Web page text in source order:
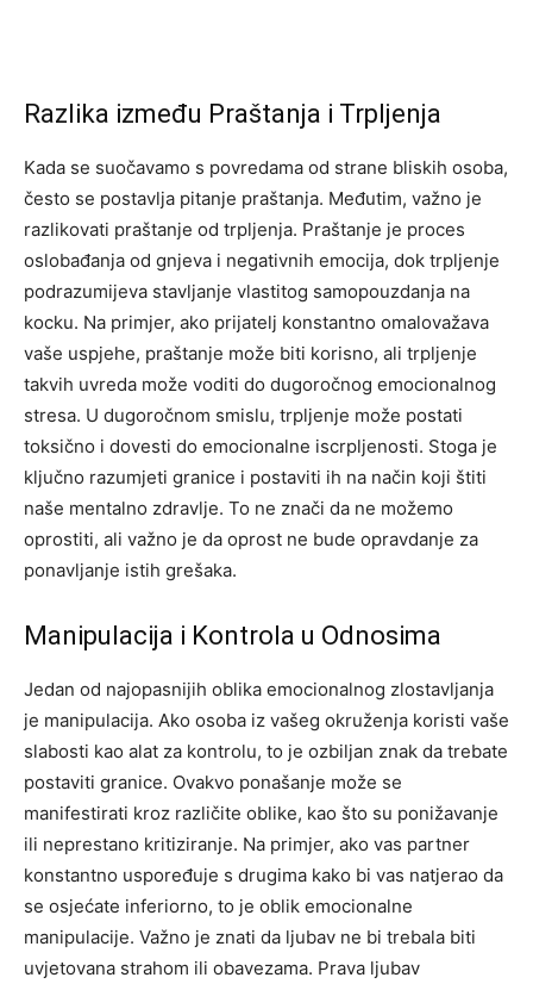
Razlika između Praštanja i Trpljenja
Kada se suočavamo s povredama od strane bliskih osoba,
često se postavlja pitanje praštanja. Međutim, važno je
razlikovati praštanje od trpljenja. Praštanje je proces
oslobađanja od gnjeva i negativnih emocija, dok trpljenje
podrazumijeva stavljanje vlastitog samopouzdanja na
kocku. Na primjer, ako prijatelj konstantno omalovažava
vaše uspjehe, praštanje može biti korisno, ali trpljenje
takvih uvreda može voditi do dugoročnog emocionalnog
stresa. U dugoročnom smislu, trpljenje može postati
toksično i dovesti do emocionalne iscrpljenosti. Stoga je
ključno razumjeti granice i postaviti ih na način koji štiti
naše mentalno zdravlje. To ne znači da ne možemo
oprostiti, ali važno je da oprost ne bude opravdanje za
ponavljanje istih grešaka.
Manipulacija i Kontrola u Odnosima
Jedan od najopasnijih oblika emocionalnog zlostavljanja
je manipulacija. Ako osoba iz vašeg okruženja koristi vaše
slabosti kao alat za kontrolu, to je ozbiljan znak da trebate
postaviti granice. Ovakvo ponašanje može se
manifestirati kroz različite oblike, kao što su ponižavanje
ili neprestano kritiziranje. Na primjer, ako vas partner
konstantno uspoređuje s drugima kako bi vas natjerao da
se osjećate inferiorno, to je oblik emocionalne
manipulacije. Važno je znati da ljubav ne bi trebala biti
uvjetovana strahom ili obavezama. Prava ljubav